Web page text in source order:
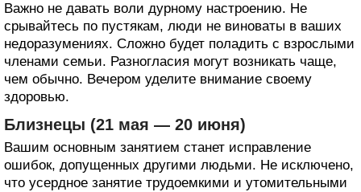
Важно не давать воли дурному настроению. Не
срывайтесь по пустякам, люди не виноваты в ваших
недоразумениях. Сложно будет поладить с взрослыми
членами семьи. Разногласия могут возникать чаще,
чем обычно. Вечером уделите внимание своему
здоровью.
Близнецы (21 мая — 20 июня)
Вашим основным занятием станет исправление
ошибок, допущенных другими людьми. Не исключено,
что усердное занятие трудоемкими и утомительными